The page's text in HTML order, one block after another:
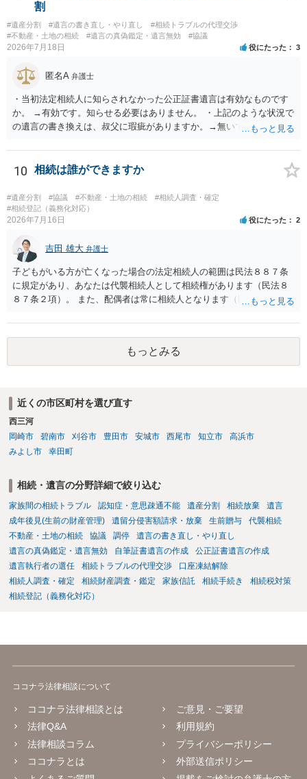
割
#遺産分割 #遺言の書き直し・やり直し
#相続トラブルの代理交渉
#不動産・土地の相続
#遺言の真偽鑑定・遺言無効 #協議
2026年7月18日 役にたった 3
匿名A 弁護士
・当初法定相続人に知らされなかった公正証書遺言は有効なものです
か。 →有効です。知らせる必要はありません。 ・上記のような状況で
の遺言の書き換えは、叔父に瑕疵がありますか。→無いです。 ・分割
ますか。 →本人が自由に決められますので、どこが妥当とは言えない
です。客観的な基準もありません。 ・できれば穏やかに、分割を拒否
ないということでしょうか。遺言で、受取を指定されててもいらない
と拒否することはできます。理由を説明する必要はありません。
10 相続は誰ができますか
#遺産分割 #協議 #不動産・土地の相続
#相続人調査・確定
#相続登記（義務化対応）
2026年7月16日 役にたった 2
吉田 雄大 弁護士
子どもがいる方が亡くなった場合の法定相続人の範囲は民法８８７条
に規定があり、あなたは代襲相続人として相続権があります（民法８
８７条２項）。 また、配偶者は常に相続人となります（民法８９０
も相続権があります。つまり、孫５人に加えて「おじ又はおば」にも
相続権がある可能性があります。
もっとみる
近くの市区町村を選び直す
西三河
岡崎市
碧南市 刈谷市 豊田市 安城市 西尾市 知立市
高浜市
みよし市
幸田町
相続・遺言の分野詳細で絞り込む
家族間の相続トラブル 認知症・意思疎通不能 遺産分割 相続放棄
遺言
成年後見(生前の財産管理)
遺留分侵害額請求・放棄 生前贈与
代襲相続
不動産・土地の相続
協議 調停
遺言の書き直し・やり直し
遺言の真偽鑑定・遺言無効
自筆証書遺言の作成
公正証書遺言の作成
遺言執行者の選任
相続トラブルの代理交渉
口座凍結解除
相続人調査・確定
相続財産調査・鑑定 家族信託 相続手続き
相続税対策
相続登記（義務化対応）
ココナラ法律相談について
ココナラ法律相談とは
法律Q&A
法律相談コラム
ココナラとは
ご意見・ご要望
利用規約
プライバシーポリシー
外部送信ポリシー